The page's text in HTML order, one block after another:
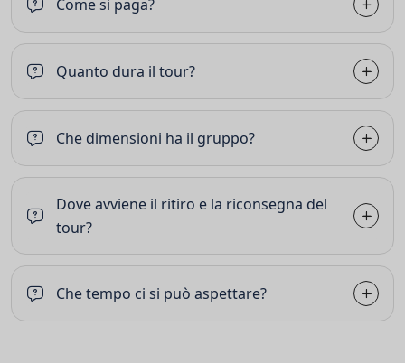
Come si paga?
Quanto dura il tour?
Che dimensioni ha il gruppo?
Dove avviene il ritiro e la riconsegna del
tour?
Che tempo ci si può aspettare?